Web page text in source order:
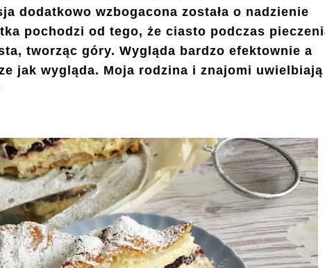
dodatkowo wzbogacona została o nadzienie
pochodzi od tego, że ciasto podczas
tworząc góry. Wygląda bardzo efektownie a
jak wygląda. Moja rodzina i znajomi